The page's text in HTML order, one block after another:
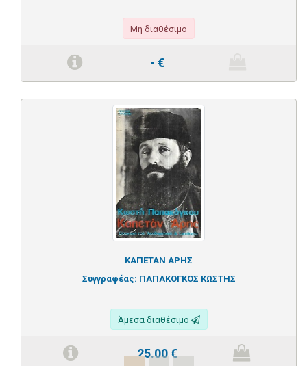
Μη διαθέσιμο
- €
ΚΑΠΕΤΑΝ ΑΡΗΣ
Συγγραφέας: ΠΑΠΑΚΟΓΚΟΣ ΚΩΣΤΗΣ
Άμεσα διαθέσιμο
25.00€